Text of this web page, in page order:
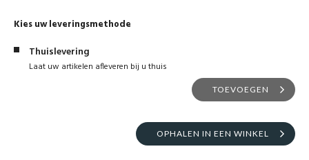
Kies uw leveringsmethode
Thuislevering
Laat uw artikelen afleveren bij u thuis
TOEVOEGEN
OPHALEN IN EEN WINKEL